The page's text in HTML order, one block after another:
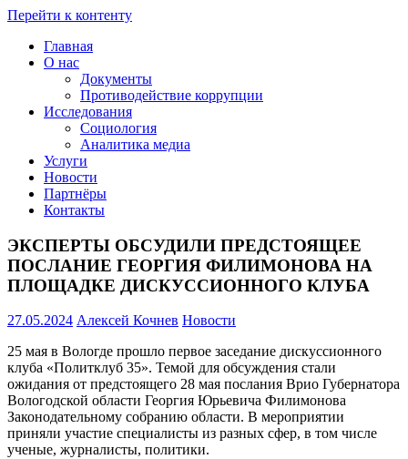
Перейти к контенту
Проведение
социологических
мониторинговых
исследований
+7(8172)
amsi.2015@mail.ru
::
Главная
О нас
Документы
Противодействие коррупции
Исследования
Социология
Аналитика медиа
Услуги
Новости
Партнёры
Контакты
ЭКСПЕРТЫ ОБСУДИЛИ ПРЕДСТОЯЩЕЕ
ПОСЛАНИЕ ГЕОРГИЯ ФИЛИМОНОВА НА
ПЛОЩАДКЕ ДИСКУССИОННОГО КЛУБА
27.05.2024 Алексей Кочнев Новости
25 мая в Вологде прошло первое заседание дискуссионного
клуба «Политклуб 35». Темой для обсуждения стали
ожидания от предстоящего 28 мая послания Врио Губернатора
Вологодской области Георгия Юрьевича Филимонова
Законодательному собранию области. В мероприятии
приняли участие специалисты из разных сфер, в том числе
ученые, журналисты, политики.